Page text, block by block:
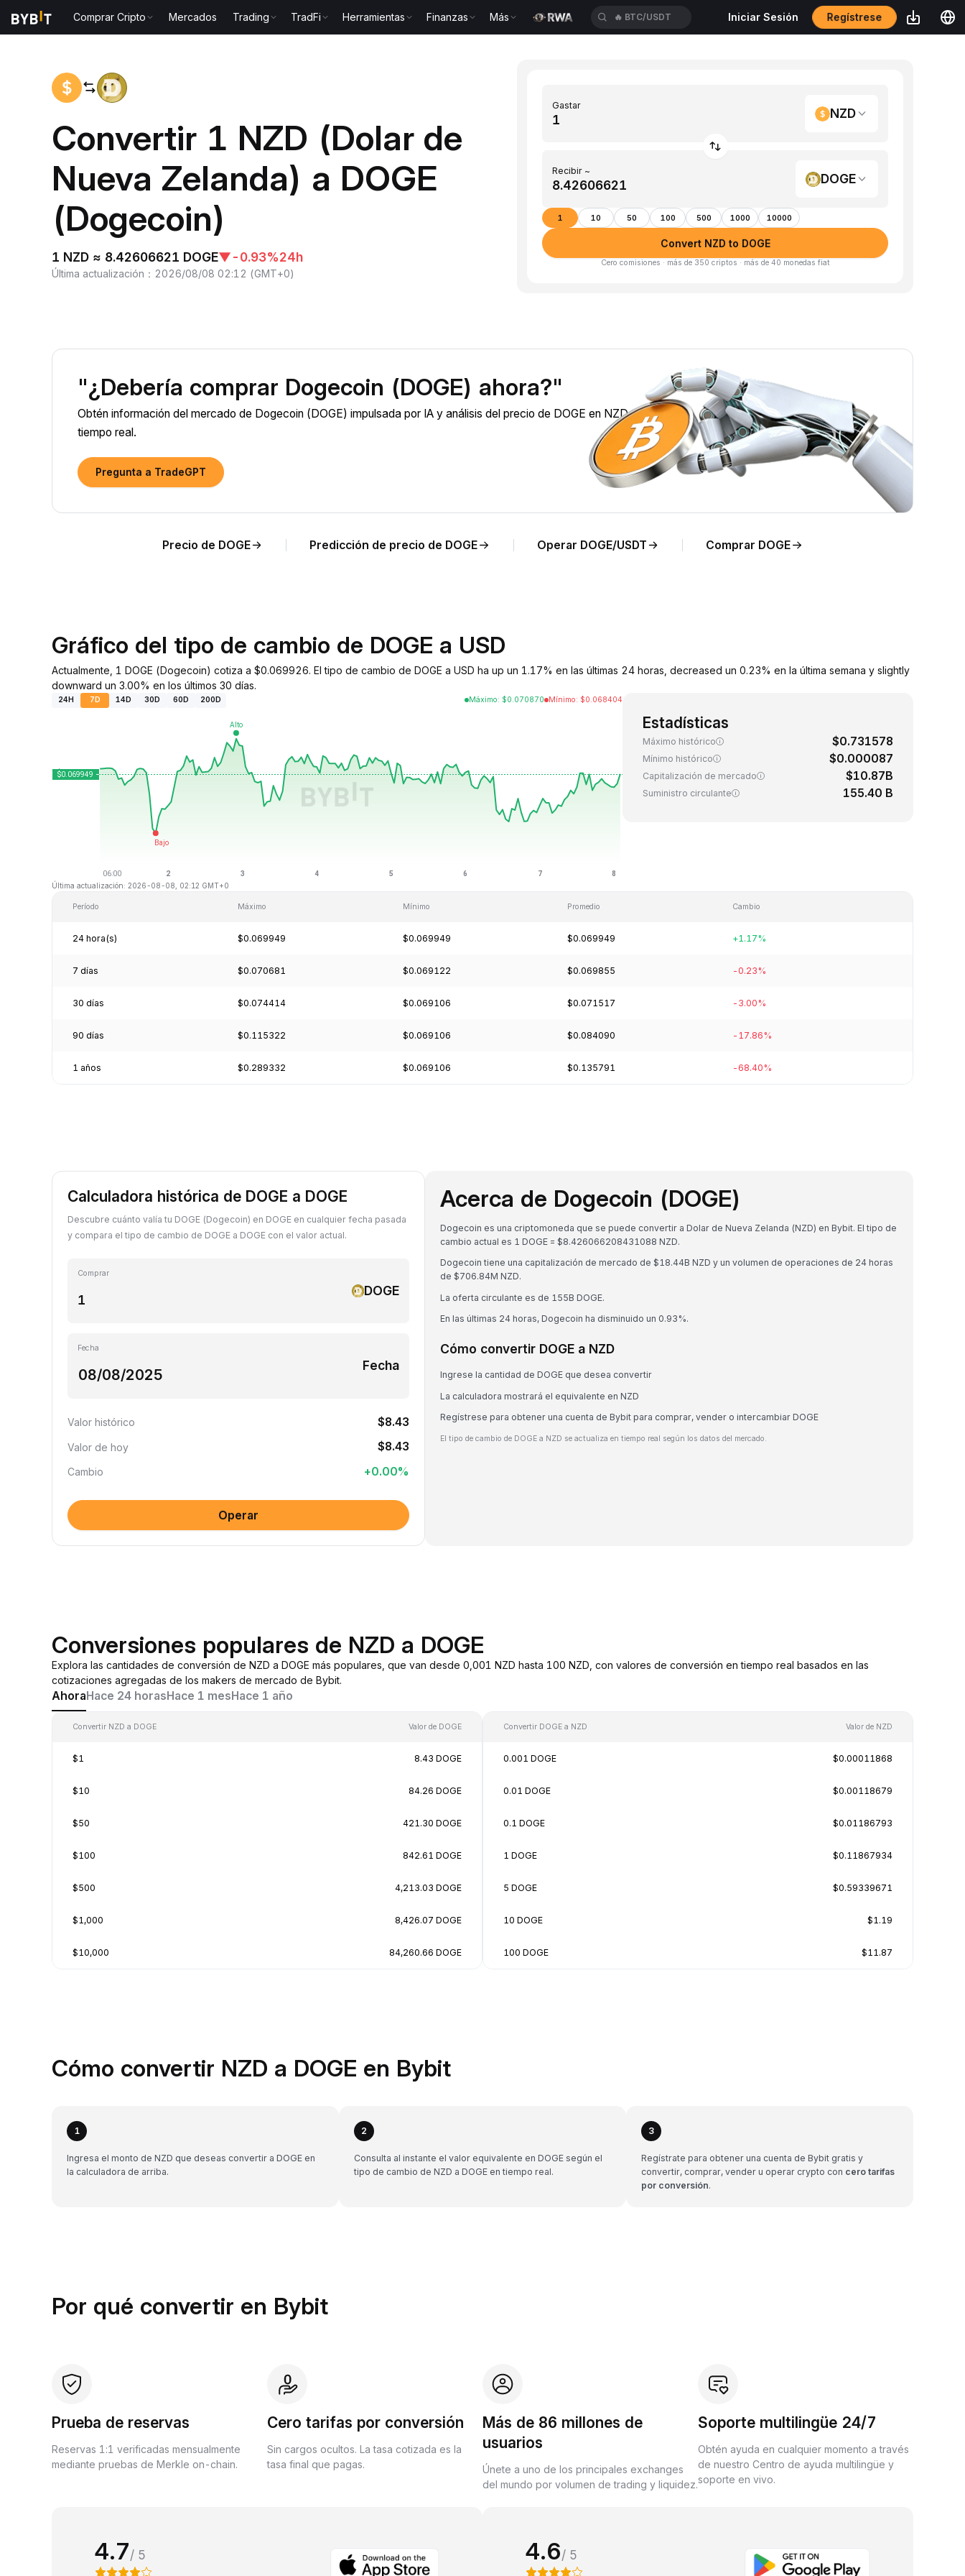
Comprar Cripto Mercados Trading TradFi Herramientas Finanzas Más 🔥 BTC/USDT Iniciar Sesión Regístrese
Convertir 1 NZD (Dolar de
Nueva Zelanda) a DOGE
(Dogecoin)
1 NZD ≈ 8.42606621 DOGE▼-0.93%24h
Última actualización ： 2026/08/08 02:12 (GMT+0)
Gastar
NZD
Recibir ~
DOGE
1 10 50 100 500 1000 10000
Convert NZD to DOGE
Cero comisiones · más de 350 criptos · más de 40 monedas fiat
"¿Debería comprar Dogecoin (DOGE) ahora?"
Obtén información del mercado de Dogecoin (DOGE) impulsada por IA y análisis del precio de DOGE en NZD en
tiempo real.
Pregunta a TradeGPT
Precio de DOGE Predicción de precio de DOGE Operar DOGE/USDT Comprar DOGE
Gráfico del tipo de cambio de DOGE a USD
Actualmente, 1 DOGE (Dogecoin) cotiza a $0.069926. El tipo de cambio de DOGE a USD ha up un 1.17% en las últimas 24 horas, decreased un 0.23% en la última semana y slightly
downward un 3.00% en los últimos 30 días.
24H 7D 14D 30D 60D 200D Máximo: $0.070870 Mínimo: $0.068404
Última actualización: 2026-08-08, 02:12 GMT+0
Estadísticas
Máximo histórico $0.731578
Mínimo histórico $0.000087
Capitalización de mercado $10.87B
Suministro circulante 155.40 B
Período Máximo Mínimo Promedio Cambio
24 hora(s) $0.069949 $0.069949 $0.069949 +1.17%
7 días $0.070681 $0.069122 $0.069855 -0.23%
30 días $0.074414 $0.069106 $0.071517 -3.00%
90 días $0.115322 $0.069106 $0.084090 -17.86%
1 años $0.289332 $0.069106 $0.135791 -68.40%
Calculadora histórica de DOGE a DOGE
Descubre cuánto valía tu DOGE (Dogecoin) en DOGE en cualquier fecha pasada
y compara el tipo de cambio de DOGE a DOGE con el valor actual.
Comprar
DOGE
Fecha
Fecha
Valor histórico $8.43
Valor de hoy $8.43
Cambio +0.00%
Operar
Acerca de Dogecoin (DOGE)
Dogecoin es una criptomoneda que se puede convertir a Dolar de Nueva Zelanda (NZD) en Bybit. El tipo de
cambio actual es 1 DOGE = $8.426066208431088 NZD.
Dogecoin tiene una capitalización de mercado de $18.44B NZD y un volumen de operaciones de 24 horas
de $706.84M NZD.
La oferta circulante es de 155B DOGE.
En las últimas 24 horas, Dogecoin ha disminuido un 0.93%.
Cómo convertir DOGE a NZD
Ingrese la cantidad de DOGE que desea convertir
La calculadora mostrará el equivalente en NZD
Regístrese para obtener una cuenta de Bybit para comprar, vender o intercambiar DOGE
El tipo de cambio de DOGE a NZD se actualiza en tiempo real según los datos del mercado.
Conversiones populares de NZD a DOGE
Explora las cantidades de conversión de NZD a DOGE más populares, que van desde 0,001 NZD hasta 100 NZD, con valores de conversión en tiempo real basados en las
cotizaciones agregadas de los makers de mercado de Bybit.
AhoraHace 24 horasHace 1 mesHace 1 año
Convertir NZD a DOGE Valor de DOGE
$1 8.43 DOGE
$10 84.26 DOGE
$50 421.30 DOGE
$100 842.61 DOGE
$500 4,213.03 DOGE
$1,000 8,426.07 DOGE
$10,000 84,260.66 DOGE
Convertir DOGE a NZD Valor de NZD
0.001 DOGE $0.00011868
0.01 DOGE $0.00118679
0.1 DOGE $0.01186793
1 DOGE $0.11867934
5 DOGE $0.59339671
10 DOGE $1.19
100 DOGE $11.87
Cómo convertir NZD a DOGE en Bybit
1
Ingresa el monto de NZD que deseas convertir a DOGE en
la calculadora de arriba.
2
Consulta al instante el valor equivalente en DOGE según el
tipo de cambio de NZD a DOGE en tiempo real.
3
Regístrate para obtener una cuenta de Bybit gratis y
convertir, comprar, vender u operar crypto con cero tarifas
por conversión.
Por qué convertir en Bybit
Prueba de reservas
Reservas 1:1 verificadas mensualmente
mediante pruebas de Merkle on-chain.
Cero tarifas por conversión
Sin cargos ocultos. La tasa cotizada es la
tasa final que pagas.
Más de 86 millones de
usuarios
Únete a uno de los principales exchanges
del mundo por volumen de trading y liquidez.
Soporte multilingüe 24/7
Obtén ayuda en cualquier momento a través
de nuestro Centro de ayuda multilingüe y
soporte en vivo.
4.7/ 5 4.6/ 5